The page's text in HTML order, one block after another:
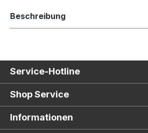
Beschreibung
Service-Hotline
Shop Service
Informationen